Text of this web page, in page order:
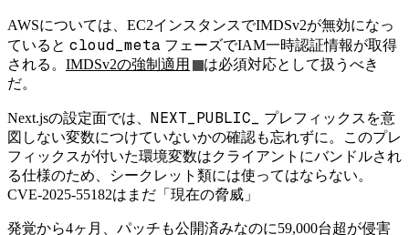
AWSについては、EC2インスタンスでIMDSv2が無効になっ
ていると cloud_meta フェーズでIAM一時認証情報が取得
される。 IMDSv2の強制適用
は必須対応として扱うべき
だ。
Next.jsの設定面では、 NEXT_PUBLIC_
プレフィックスを意
図しない変数につけていないかの確認も忘れずに。このプレ
フィックスが付いた環境変数はクライアントにバンドルされ
る仕様のため、シークレット類には使ってはならない。
CVE-2025-55182はまだ「現在の脅威」
発覚から4ヶ月、パッチも公開済みなのに59,000台超が侵害